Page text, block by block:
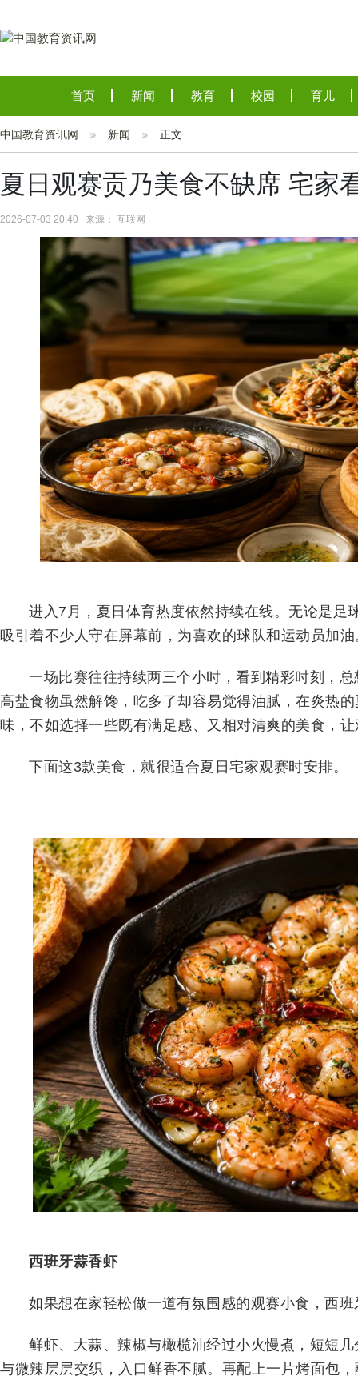
首页 新闻 教育 校园 育儿
中国教育资讯网 新闻 正文
夏日观赛贡乃美食不缺席 宅家
2026-07-03 20:40 来源： 互联网
进入7月，夏日体育热度依然持续在线。无论是足
吸引着不少人守在屏幕前，为喜欢的球队和运动员加油
一场比赛往往持续两三个小时，看到精彩时刻，
高盐食物虽然解馋，吃多了却容易觉得油腻，在炎热
味，不如选择一些既有满足感、又相对清爽的美食，
下面这3款美食，就很适合夏日宅家观赛时安排。
西班牙蒜香虾
如果想在家轻松做一道有氛围感的观赛小食，西
鲜虾、大蒜、辣椒与橄榄油经过小火慢煮，短短
与微辣层层交织，入口鲜香不腻。再配上一片烤面包